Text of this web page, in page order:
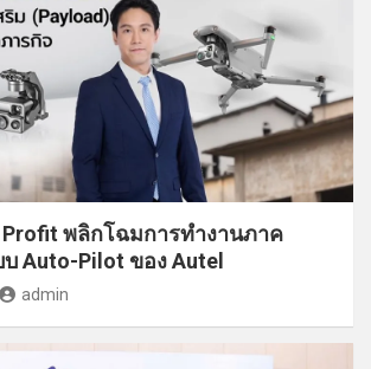
Profit พลิกโฉมการทำงานภาค
Auto-Pilot ของ Autel
admin